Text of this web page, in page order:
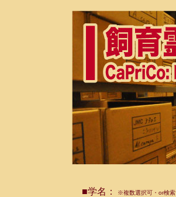
■学名： ※複数選択可・or検索